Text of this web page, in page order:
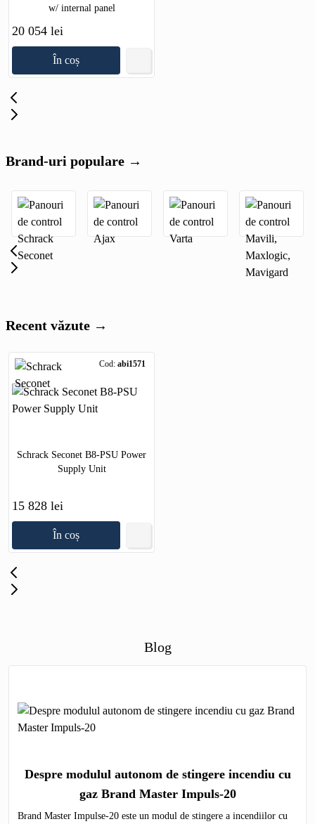
w/ internal panel
20 054 lei
În coș
Brand-uri populare →
Recent văzute →
Cod: abi1571
Schrack Seconet B8-PSU Power
Supply Unit
15 828 lei
În coș
Blog
Despre modulul autonom de stingere incendiu cu
gaz Brand Master Impuls-20
Brand Master Impulse-20 este un modul de stingere a incendiilor cu